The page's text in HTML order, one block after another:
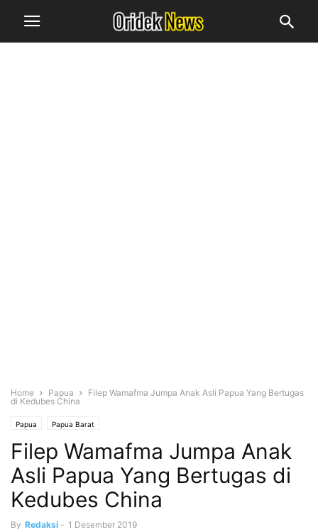
Home Papua
Filep Wamafma Jumpa Anak Asli Papua Yang Bertugas
di Kedubes China
Papua Papua Barat
Filep Wamafma Jumpa Anak
Asli Papua Yang Bertugas di
Kedubes China
By Redaksi - 1 Desember 2019